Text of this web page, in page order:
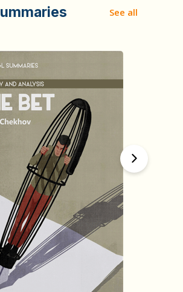
See all
हिंदी (Hindi)
The Bet
Anton Chekhov
1634
Summary by
GIGLER
1622082 1622082